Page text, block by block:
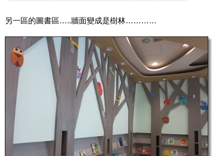
另一區的圖書區…..牆面變成是樹林…………